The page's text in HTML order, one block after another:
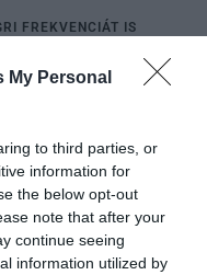
My Personal
to third parties, or
information for
the below opt-out
note that after your
continue seeing
information utilized by
FREKVENCIÁT IS
egy nyíregyházi
egy tanulmányt a
A BEST FM RÁDIÓ ÚJ